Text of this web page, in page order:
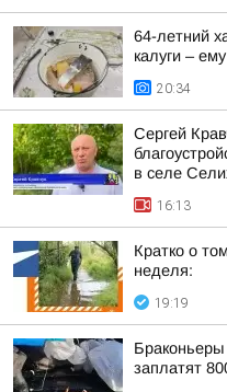
64-летний
калуги –
20:34
Сергей
в селе
16:13
Кратко о
неделя:
19:19
Браконьеры
заплатят